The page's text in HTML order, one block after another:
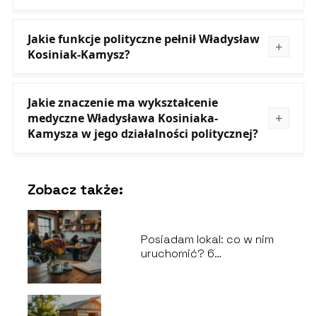
Jakie funkcje polityczne pełnił Władysław
Kosiniak-Kamysz?
Jakie znaczenie ma wykształcenie
medyczne Władysława Kosiniaka-
Kamysza w jego działalności politycznej?
Zobacz także:
Posiadam lokal: co w nim
uruchomić? 6